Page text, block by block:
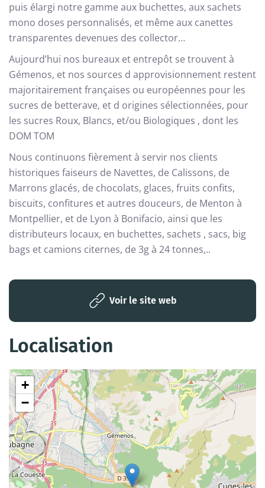
puis élargi notre gamme aux buchettes, aux sachets
mono doses personnalisés, et même aux canettes
transparentes devenues des collector…
Aujourd’hui nos bureaux et entrepôt se trouvent à
Gémenos, et nos sources d approvisionnement restent
majoritairement françaises ou européennes pour les
sucres de betterave, et d origines sélectionnées, pour
les sucres Roux, Blancs, et/ou Biologiques , dont les
DOM TOM
Nous continuons fièrement à servir nos clients
historiques faiseurs de Navettes, de Calissons, de
Marrons glacés, de chocolats, glaces, fruits confits,
biscuits, confitures et autres douceurs, de Menton à
Montpellier, et de Lyon à Bonifacio, ainsi que les
distributeurs locaux, en buchettes, sachets , sacs, big
bags et camions citernes, de 3g à 24 tonnes,..
Voir le site web
Localisation
+
−